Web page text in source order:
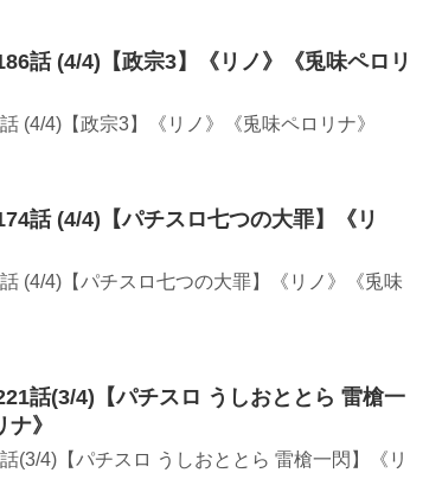
話 (4/4)【政宗3】《リノ》《兎味ペロリ
(4/4)【政宗3】《リノ》《兎味ペロリナ》
話 (4/4)【パチスロ七つの大罪】《リ
(4/4)【パチスロ七つの大罪】《リノ》《兎味
話(3/4)【パチスロ うしおととら 雷槍一
》
4)【パチスロ うしおととら 雷槍一閃】《リ